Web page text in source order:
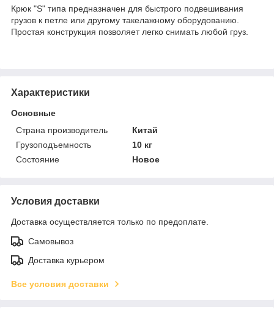
Крюк "S" типа предназначен для быстрого подвешивания
грузов к петле или другому такелажному оборудованию.
Простая конструкция позволяет легко снимать любой груз.
Характеристики
Основные
Страна производитель
Китай
Грузоподъемность
10 кг
Состояние
Новое
Условия доставки
Доставка осуществляется только по предоплате.
Самовывоз
Доставка курьером
Все условия доставки